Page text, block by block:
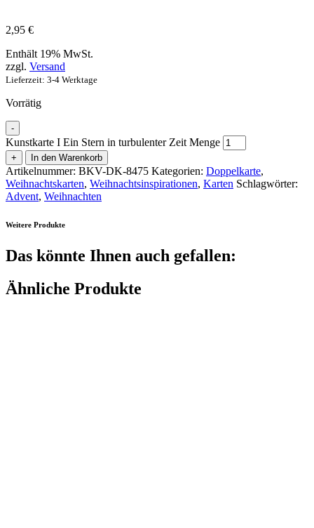
2,95 €
Enthält 19% MwSt.
zzgl. Versand
Lieferzeit: 3-4 Werktage
Vorrätig
-
Kunstkarte I Ein Stern in turbulenter Zeit Menge
+ In den Warenkorb
Artikelnummer: BKV-DK-8475 Kategorien: Doppelkarte,
Weihnachtskarten, Weihnachtsinspirationen, Karten Schlagwörter:
Advent, Weihnachten
Weitere Produkte
Das könnte Ihnen auch gefallen:
Ähnliche Produkte